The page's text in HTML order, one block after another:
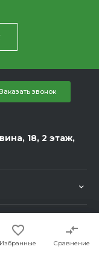
Избранные Сравнение
Избранные Сравнение
Заказать звонок
18, 2 этаж,